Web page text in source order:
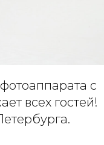
с
всех гостей!